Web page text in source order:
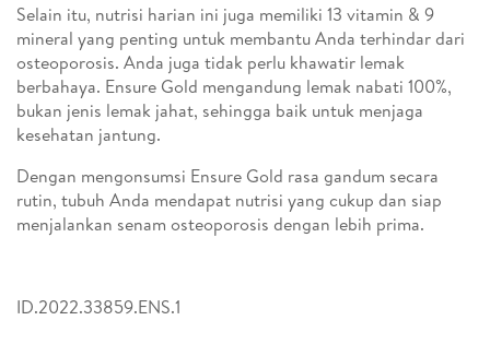
Selain itu, nutrisi harian ini juga memiliki 13 vitamin & 9
mineral yang penting untuk membantu Anda terhindar dari
osteoporosis. Anda juga tidak perlu khawatir lemak
berbahaya. Ensure Gold mengandung lemak nabati 100%,
bukan jenis lemak jahat, sehingga baik untuk menjaga
kesehatan jantung.
Dengan mengonsumsi Ensure Gold rasa gandum secara
rutin, tubuh Anda mendapat nutrisi yang cukup dan siap
menjalankan senam osteoporosis dengan lebih prima.
ID.2022.33859.ENS.1